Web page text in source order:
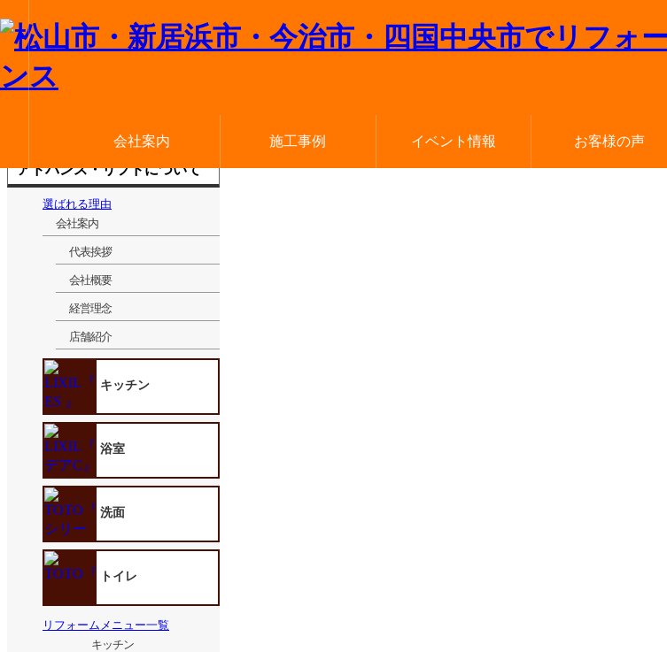
会社案内
選ばれる理由
代表挨拶
会社概要
経営理念
店舗紹介
施工事例 イベント情報 お客様の声
メニューを閉じる
アドバンス・リフドについて
選ばれる理由
会社案内
代表挨拶
会社概要
経営理念
店舗紹介
キッチン
浴室
洗面
トイレ
リフォームメニュー一覧
キッチン